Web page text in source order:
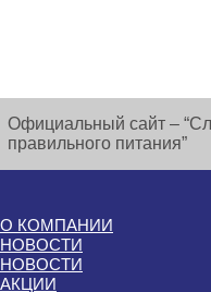
Официальный сайт –
правильного питания”
О КОМПАНИИ
НОВОСТИ
НОВОСТИ
АКЦИИ